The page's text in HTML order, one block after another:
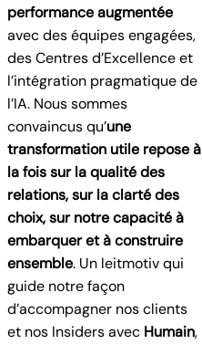
performance augmentée
avec des équipes engagées,
des Centres d’Excellence et
l’intégration pragmatique de
l’IA. Nous sommes
convaincus qu’une
transformation utile repose à
la fois sur la qualité des
relations, sur la clarté des
choix, sur notre capacité à
embarquer et à construire
ensemble. Un leitmotiv qui
guide notre façon
d’accompagner nos clients
et nos Insiders avec Humain,